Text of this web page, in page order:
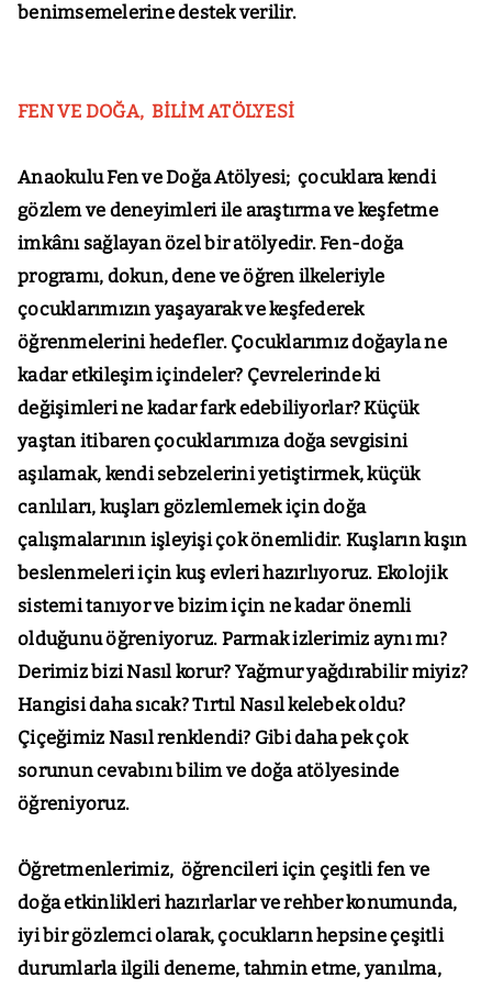
benimsemelerine destek verilir.
FEN VE DOĞA, BİLİM ATÖLYESİ
Anaokulu Fen ve Doğa Atölyesi; çocuklara kendi
gözlem ve deneyimleri ile araştırma ve keşfetme
imkânı sağlayan özel bir atölyedir. Fen-doğa
programı, dokun, dene ve öğren ilkeleriyle
çocuklarımızın yaşayarak ve keşfederek
öğrenmelerini hedefler. Çocuklarımız doğayla ne
kadar etkileşim içindeler? Çevrelerinde ki
değişimleri ne kadar fark edebiliyorlar? Küçük
yaştan itibaren çocuklarımıza doğa sevgisini
aşılamak, kendi sebzelerini yetiştirmek, küçük
canlıları, kuşları gözlemlemek için doğa
çalışmalarının işleyişi çok önemlidir. Kuşların kışın
beslenmeleri için kuş evleri hazırlıyoruz. Ekolojik
sistemi tanıyor ve bizim için ne kadar önemli
olduğunu öğreniyoruz. Parmak izlerimiz aynı mı?
Derimiz bizi Nasıl korur? Yağmur yağdırabilir miyiz?
Hangisi daha sıcak? Tırtıl Nasıl kelebek oldu?
Çiçeğimiz Nasıl renklendi? Gibi daha pek çok
sorunun cevabını bilim ve doğa atölyesinde
öğreniyoruz.
Öğretmenlerimiz, öğrencileri için çeşitli fen ve
doğa etkinlikleri hazırlarlar ve rehber konumunda,
iyi bir gözlemci olarak, çocukların hepsine çeşitli
durumlarla ilgili deneme, tahmin etme, yanılma,